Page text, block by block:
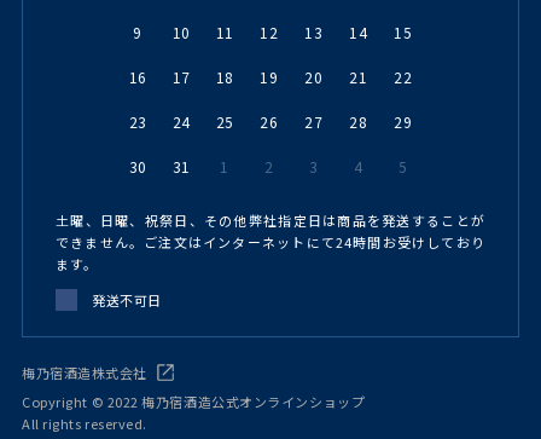
9 10 11 12 13 14 15
16 17 18 19 20 21 22
23 24 25 26 27 28 29
30 31 1 2 3 4 5
土曜、日曜、祝祭日、その他弊社指定日は商品を発送することが
できません。ご注文はインターネットにて24時間お受けしており
ます。
発送不可日
梅乃宿酒造株式会社
Copyright © 2022 梅乃宿酒造公式オンラインショップ
All rights reserved.